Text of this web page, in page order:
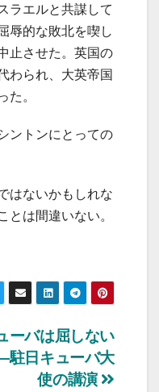
ラエルと共謀して
辱的な敗北を喫し
止させた。英国の
わられ、大英帝国
た。
ントンにとっての
はないかもしれな
とは間違いない。
ーバは屈しない
日キューバ大
使の講演